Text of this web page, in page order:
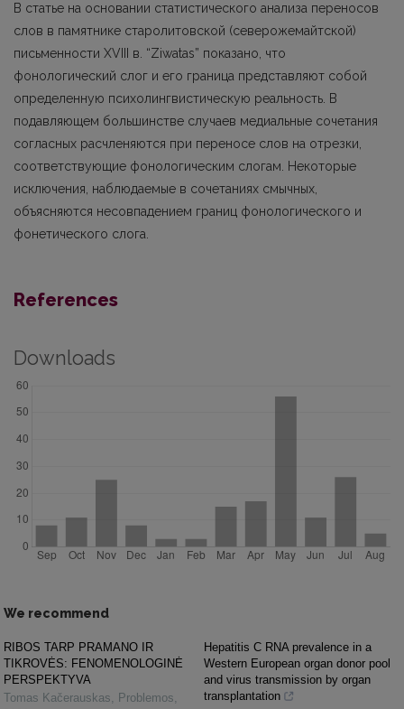
В статье на основании статистического анализа переносов
слов в памятнике старолитовской (северожемайтской)
письменности ХVIII в. “Ziwatas” показано, что
фонологический слог и его гpaница представляют собой
определенную психолингвистическую реальность. В
подaвляющем большинстве случаев медиальные сочетания
согласных pасчлeняются при переносе слов на отрезки,
соответствующие фонологическим слогам. Некоторые
исключения, наблюдаемые в сочетаниях смычных,
объясняются несовпадением границ фонологического и
фонетического слога.
References
Downloads
We recommend
RIBOS TARP PRAMANO IR
TIKROVĖS: FENOMENOLOGINĖ
PERSPEKTYVA
Tomas Kačerauskas, Problemos,
Hepatitis C RNA prevalence in a
Western European organ donor pool
and virus transmission by organ
transplantation